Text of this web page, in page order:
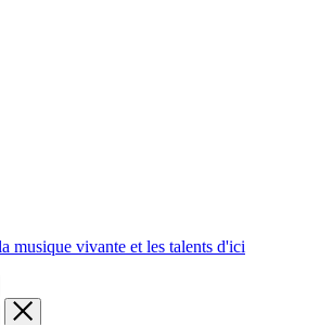
musique vivante et les talents d'ici